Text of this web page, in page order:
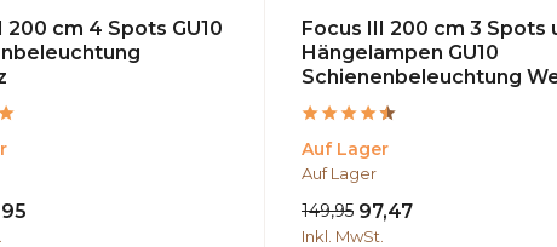
200 cm 4 Spots GU10
Focus III 200 cm 3 Spots
Hängelampen GU10
Schienenbeleuchtung
Auf Lager
Auf Lager
149,95 97,47
Inkl. MwSt.